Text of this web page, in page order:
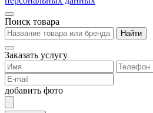
Поиск товара
Найти
Заказать услугу
добавить фото